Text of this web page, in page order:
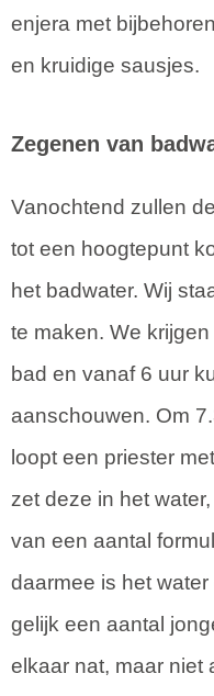
enjera met
en kruidige sausjes.
Zegenen van
Vanochtend zullen
tot een hoogtepunt
het badwater. Wij
te maken. We
bad en vanaf 6 uur
aanschouwen. Om
loopt een priester
zet deze in het
van een aantal
daarmee is het
gelijk een aantal
elkaar nat, maar niet